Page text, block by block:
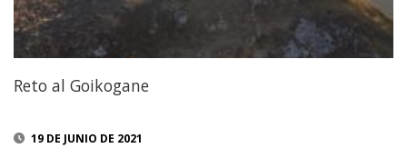
Reto al Goikogane
19 DE JUNIO DE 2021